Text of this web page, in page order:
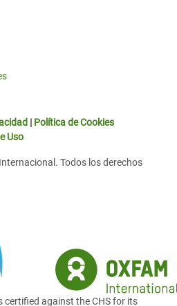
| Política de Cookies
Uso
Todos los derechos
certified against the CHS for its